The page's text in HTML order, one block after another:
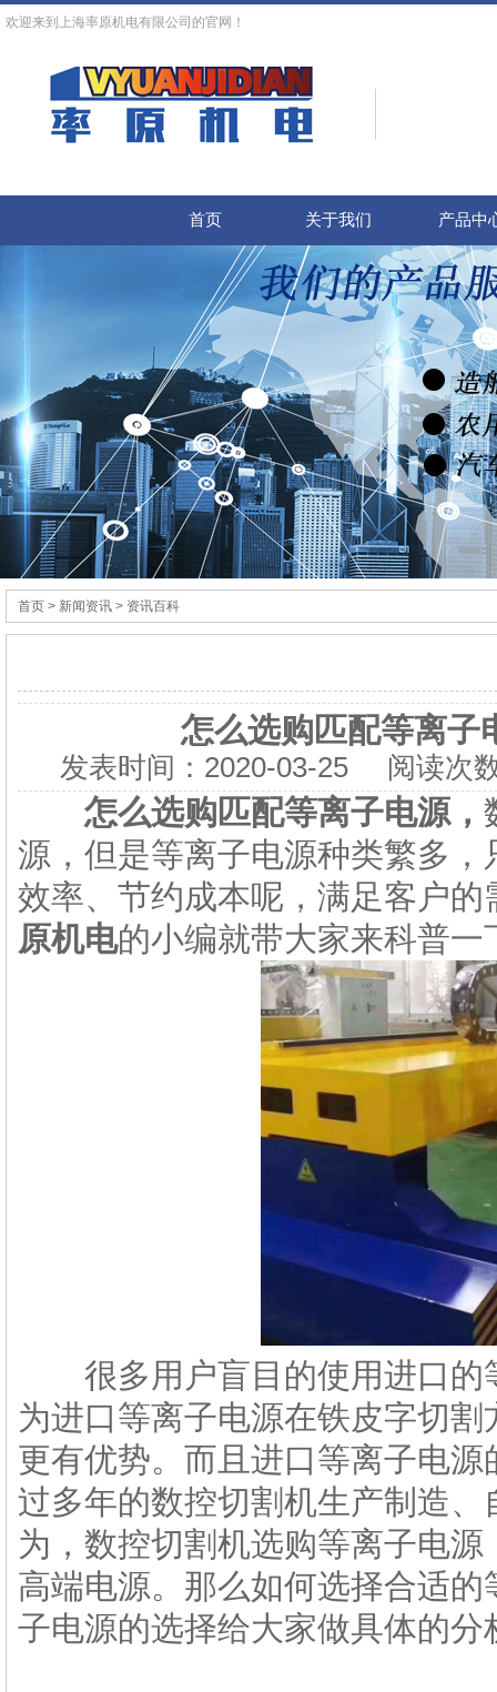
欢迎来到上海率原机电有限公司的官网！
首页 关于我们 产品中
首页 > 新闻资讯 > 资讯百科
怎么选购匹配等离子
发表时间： 2020-03-25阅读次
怎么选购匹配等离子电源，
源，但是等离子电源种类繁多
效率、节约成本呢，满足客户
原机电的小编就带大家来科普一
很多用户盲目的使用进口的
为进口等离子电源在铁皮字切
更有优势。而且进口等离子电
过多年的数控切割机生产制造
为，数控切割机选购等离子电
高端电源。那么如何选择合适
子电源的选择给大家做具体的分